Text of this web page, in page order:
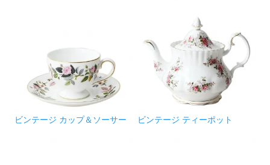
ビンテージ カップ＆ソーサー ビンテージ ティーポット